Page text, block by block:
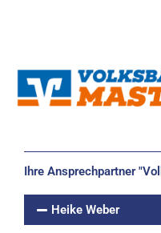
Ihre Ansprechpartner
Heike Weber